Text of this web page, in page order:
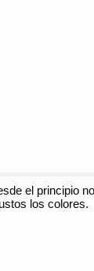
el principio
los colores.